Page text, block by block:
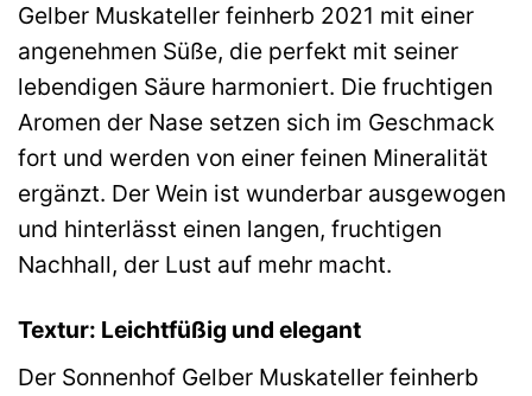
Gelber Muskateller feinherb 2021 mit einer
angenehmen Süße, die perfekt mit seiner
lebendigen Säure harmoniert. Die fruchtigen
Aromen der Nase setzen sich im Geschmack
fort und werden von einer feinen Mineralität
ergänzt. Der Wein ist wunderbar ausgewogen
und hinterlässt einen langen, fruchtigen
Nachhall, der Lust auf mehr macht.
Textur: Leichtfüßig und elegant
Der Sonnenhof Gelber Muskateller feinherb